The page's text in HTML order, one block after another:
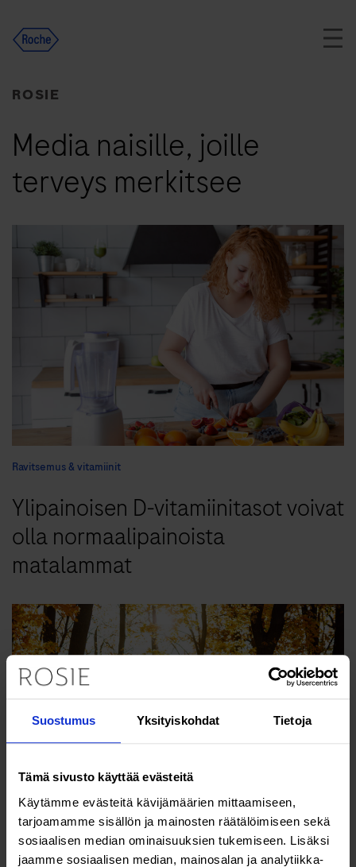
Suostumus Yksityiskohdat Tietoja
Tämä sivusto käyttää evästeitä
Käytämme evästeitä kävijämäärien mittaamiseen,
tarjoamamme sisällön ja mainosten räätälöimiseen sekä
sosiaalisen median ominaisuuksien tukemiseen. Lisäksi
jaamme sosiaalisen median, mainosalan ja analytiikka-
content
ROSIE
Media naisille, joille
terveys merkitsee
Ravitsemus & vitamiinit
Ylipainoisen D-vitamiinitasot voivat
olla normaalipainoista
matalammat
Terveys & hyvinvointi